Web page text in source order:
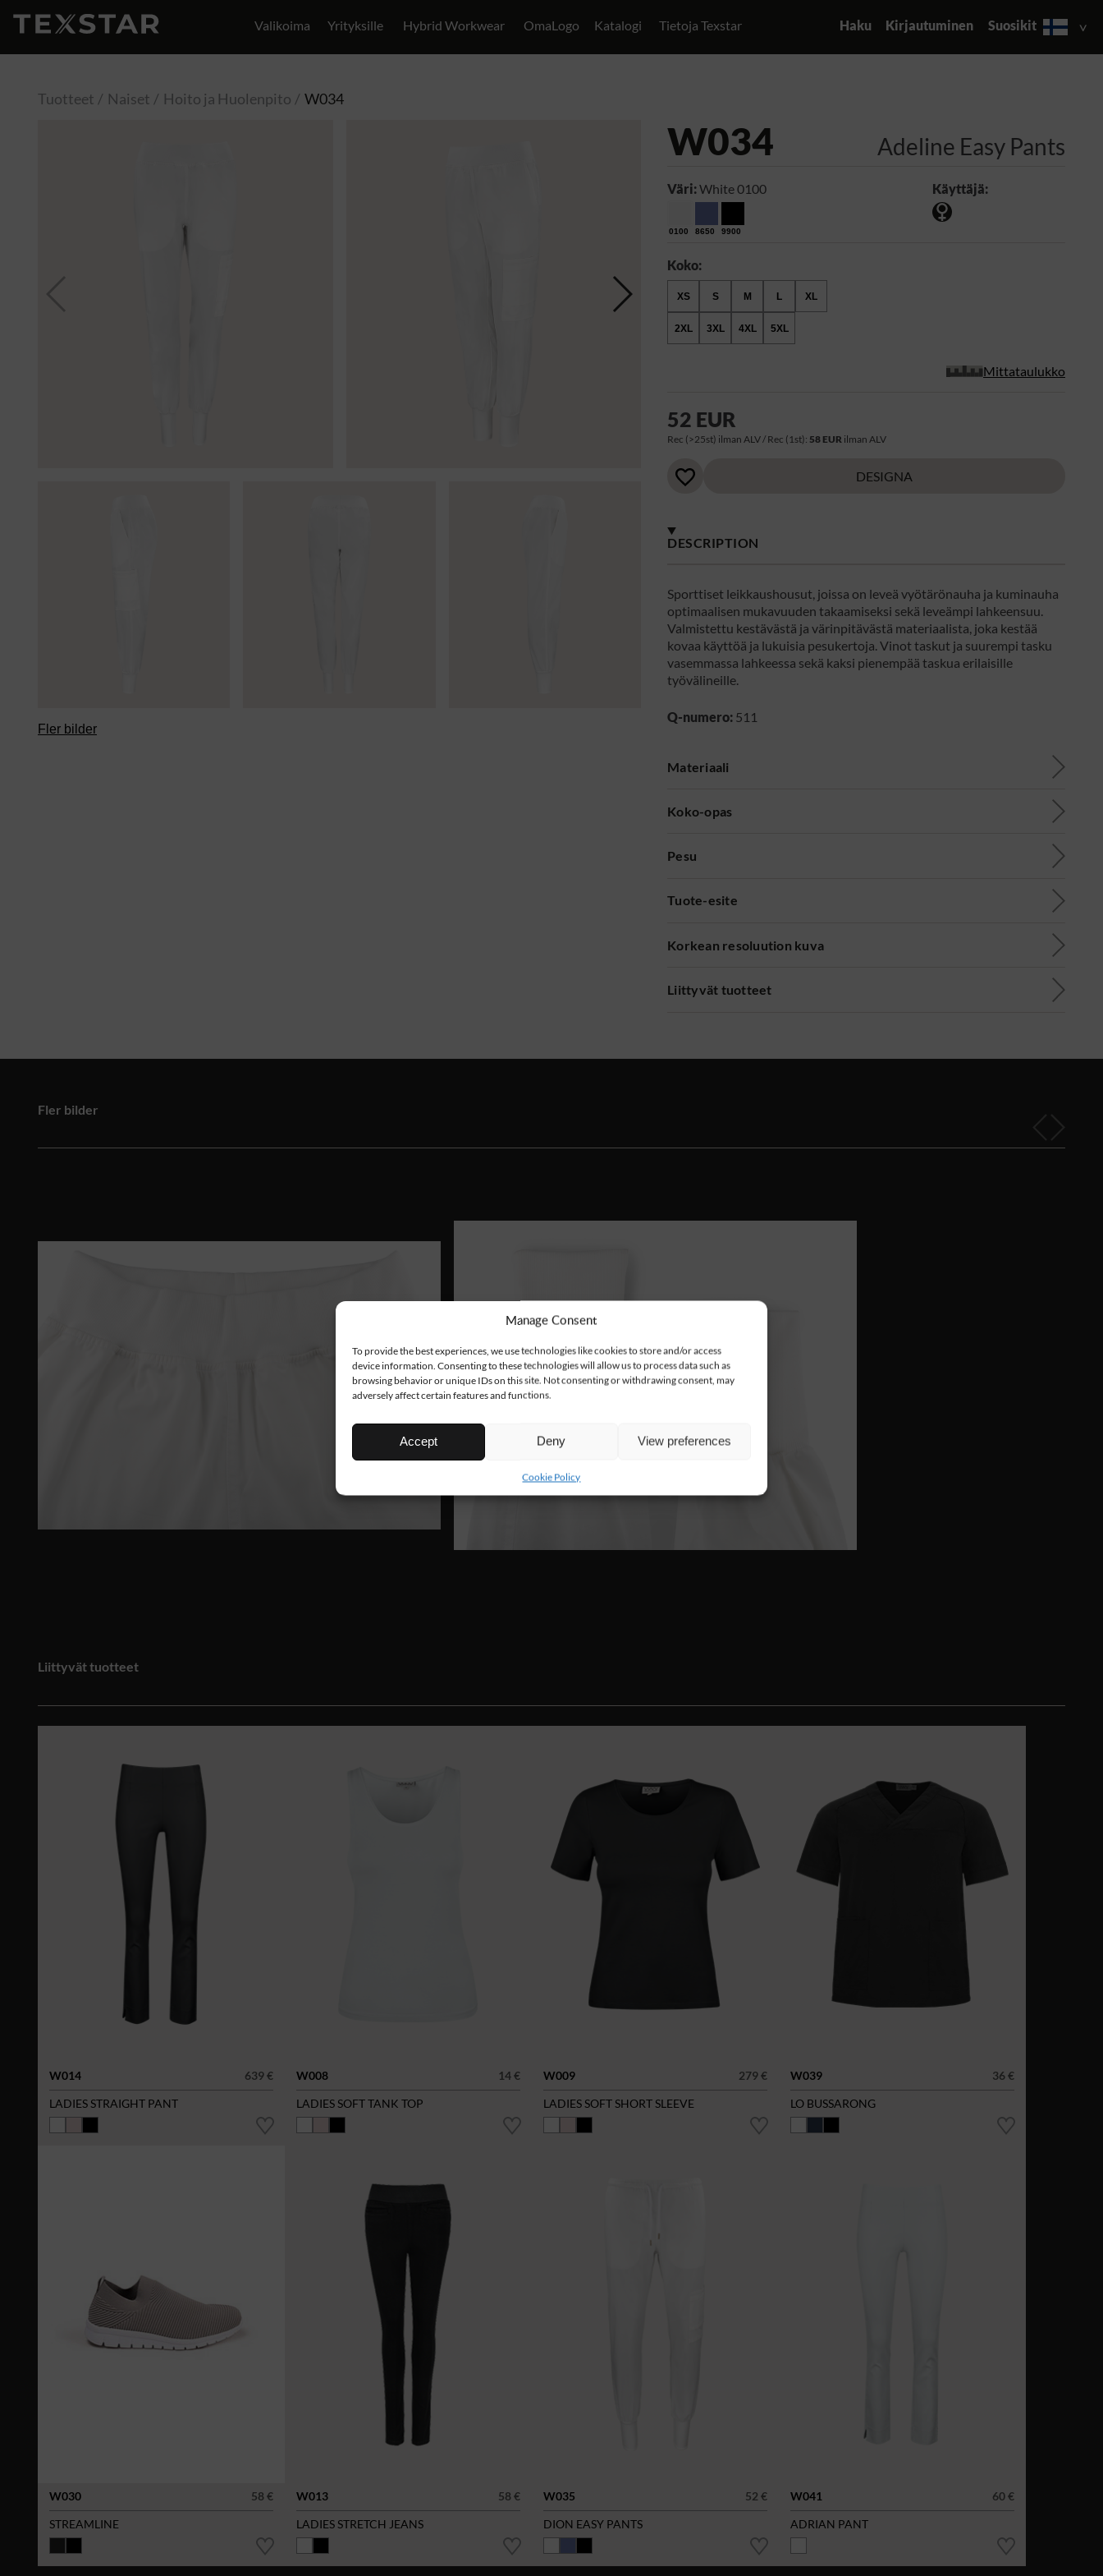
Manage Consent
To provide the best experiences, we use technologies like cookies to store and/or access
device information. Consenting to these technologies will allow us to process data such as
browsing behavior or unique IDs on this site. Not consenting or withdrawing consent, may
adversely affect certain features and functions.
Accept Deny View preferences
Cookie Policy
Valikoima Yrityksille Hybrid Workwear OmaLogo Katalogi Tietoja Texstar Haku Kirjautuminen Suosikit
Tuotteet Naiset Hoito ja Huolenpito W034
Fler bilder
W034 Adeline Easy Pants
Väri:White 0100
0100 8650 9900
Käyttäjä:
Koko:
XS S M L XL
2XL 3XL 4XL 5XL
Mittataulukko
52 EUR
Rec (>25st) ilman ALV / Rec (1st): 58 EUR ilman ALV
DESIGNA
DESCRIPTION
Sporttiset leikkaushousut, joissa on leveä vyötärönauha ja kuminauha
optimaalisen mukavuuden takaamiseksi sekä leveämpi lahkeensuu.
Valmistettu kestävästä ja värinpitävästä materiaalista, joka kestää
kovaa käyttöä ja lukuisia pesukertoja. Vinot taskut ja suurempi tasku
vasemmassa lahkeessa sekä kaksi pienempää taskua erilaisille
työvälineille.
Q-numero: 511
Materiaali
Koko-opas
Pesu
Tuote-esite
Korkean resoluution kuva
Liittyvät tuotteet
Fler bilder
Liittyvät tuotteet
W014
639 €
LADIES STRAIGHT PANT
W008
14 €
LADIES SOFT TANK TOP
W009
279 €
LADIES SOFT SHORT SLEEVE
W039
36 €
LO BUSSARONG
W030
58 €
STREAMLINE
W013
58 €
LADIES STRETCH JEANS
W035
52 €
DION EASY PANTS
W041
60 €
ADRIAN PANT